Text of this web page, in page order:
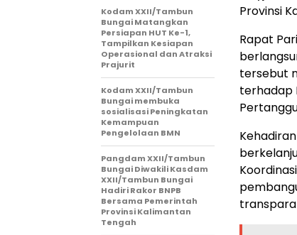
Provinsi
Rapat
tersebut
terhadap
Kodam XXII/Tambun
Bungai Matangkan
Persiapan HUT Ke-1,
Tampilkan Kesiapan
Operasional dan Atraksi
Prajurit
Kodam XXII/Tambun
Bungai membuka
sosialisasi Peningkatan
Kemampuan
Pengelolaan BMN
Pangdam XXII/Tambun
Bungai Diwakili Kasdam
XXII/Tambun Bungai
Hadiri Rakor BNPB
Bersama Pemerintah
Provinsi Kalimantan
Tengah